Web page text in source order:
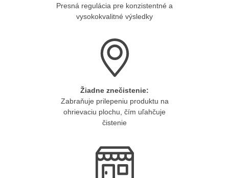
Presná regulácia pre konzistentné a
vysokokvalitné výsledky
Žiadne znečistenie:
Zabraňuje prilepeniu produktu na
ohrievaciu plochu, čím uľahčuje
čistenie